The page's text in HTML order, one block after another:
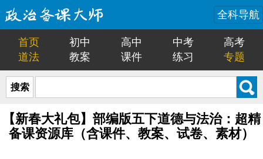
全科导航
首页 初中 高中 中考
高考
道法
教案 课件 练习 专题
搜索
【新春大礼包】部编版五下道德与法治：超精
备课资源库（含课件、教案、试卷、素材）